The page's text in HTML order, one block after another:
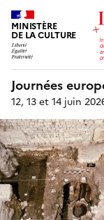
MINISTÈRE
DE LA CULTURE
Journées
12, 13 et 14 juin